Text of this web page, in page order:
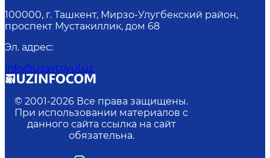
100000, г. Ташкент, Мирзо-Улугбекский район,
проспект Мустакиллик, дом 68
Эл. адрес:
info@uzavtoyul.uz
© 2001-2026 Все права защищены.
При использовании материалов с
данного сайта ссылка на сайт
обязательна.